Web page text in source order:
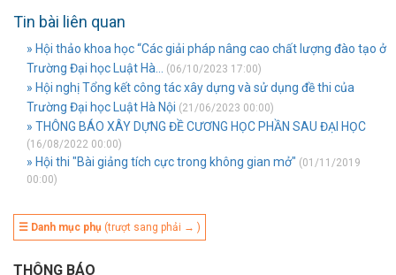
Tin bài liên quan
» Hội thảo khoa học “Các giải pháp nâng cao chất lượng đào tạo ở
Trường Đại học Luật Hà...
(06/10/2023 17:00)
» Hội nghị Tổng kết công tác xây dựng và sử dụng đề thi của
Trường Đại học Luật Hà Nội (21/06/2023 00:00)
» THÔNG BÁO XÂY DỰNG ĐỀ CƯƠNG HỌC PHẦN SAU ĐẠI HỌC
(16/08/2022 00:00)
» Hội thi "Bài giảng tích cực trong không gian mở" (01/11/2019
00:00)
☰ Danh mục phụ (trượt sang phải → )
THÔNG BÁO